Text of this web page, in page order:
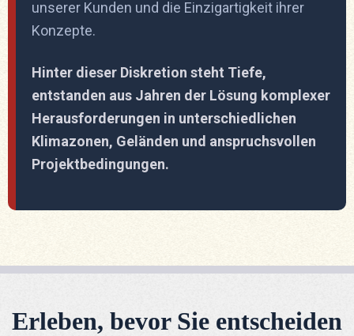
unserer Kunden und die Einzigartigkeit ihrer
Konzepte.
Hinter dieser Diskretion steht Tiefe,
entstanden aus Jahren der Lösung komplexer
Herausforderungen in unterschiedlichen
Klimazonen, Geländen und anspruchsvollen
Projektbedingungen.
Erleben, bevor Sie entscheiden